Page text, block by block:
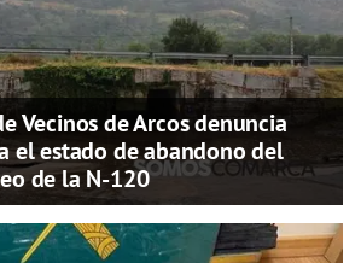
Vecinos de Arcos denuncia
el estado de abandono del
de la N-120